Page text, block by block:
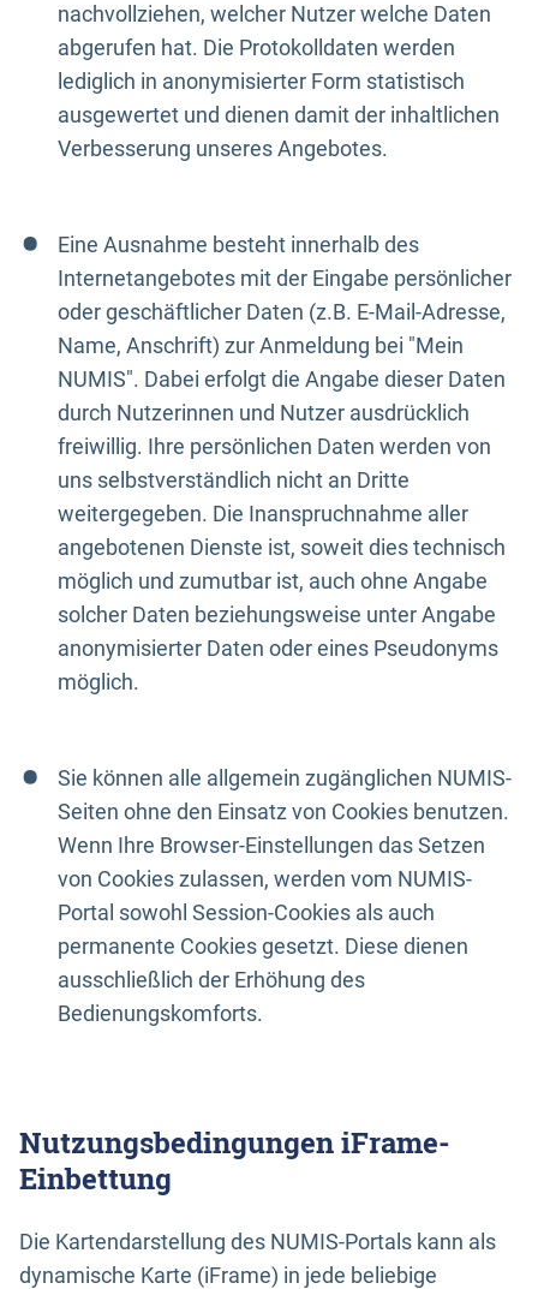
nachvollziehen, welcher Nutzer welche Daten
abgerufen hat. Die Protokolldaten werden
lediglich in anonymisierter Form statistisch
ausgewertet und dienen damit der inhaltlichen
Verbesserung unseres Angebotes.
Eine Ausnahme besteht innerhalb des
Internetangebotes mit der Eingabe persönlicher
oder geschäftlicher Daten (z.B. E-Mail-Adresse,
Name, Anschrift) zur Anmeldung bei "Mein
NUMIS". Dabei erfolgt die Angabe dieser Daten
durch Nutzerinnen und Nutzer ausdrücklich
freiwillig. Ihre persönlichen Daten werden von
uns selbstverständlich nicht an Dritte
weitergegeben. Die Inanspruchnahme aller
angebotenen Dienste ist, soweit dies technisch
möglich und zumutbar ist, auch ohne Angabe
solcher Daten beziehungsweise unter Angabe
anonymisierter Daten oder eines Pseudonyms
möglich.
Sie können alle allgemein zugänglichen NUMIS-
Seiten ohne den Einsatz von Cookies benutzen.
Wenn Ihre Browser-Einstellungen das Setzen
von Cookies zulassen, werden vom NUMIS-
Portal sowohl Session-Cookies als auch
permanente Cookies gesetzt. Diese dienen
ausschließlich der Erhöhung des
Bedienungskomforts.
Nutzungsbedingungen iFrame-
Einbettung
Die Kartendarstellung des NUMIS-Portals kann als
dynamische Karte (iFrame) in jede beliebige